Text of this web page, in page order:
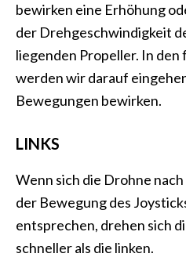
bewirken eine Erhöhung
der Drehgeschwindigkeit
liegenden Propeller. In
werden wir darauf
Bewegungen bewirken.
LINKS
Wenn sich die Drohne
der Bewegung des
entsprechen, drehen sich
schneller als die linken.